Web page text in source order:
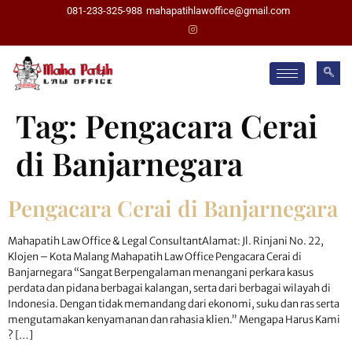
081-233-325-988 mahapatihlawoffice@gmail.com
Tag: Pengacara Cerai
di Banjarnegara
Pengacara Cerai di Banjarnegara
Mahapatih Law Office & Legal ConsultantAlamat: Jl. Rinjani No. 22,
Klojen – Kota Malang Mahapatih Law Office Pengacara Cerai di
Banjarnegara “Sangat Berpengalaman menangani perkara kasus
perdata dan pidana berbagai kalangan, serta dari berbagai wilayah di
Indonesia. Dengan tidak memandang dari ekonomi, suku dan ras serta
mengutamakan kenyamanan dan rahasia klien.” Mengapa Harus Kami
? […]